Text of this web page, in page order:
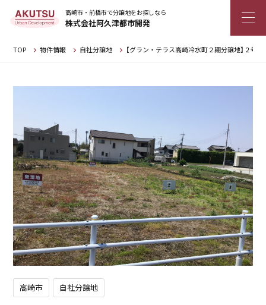
高崎市・前橋市で分譲地をお探しなら
株式会社阿久津都市開発
TOP 物件情報 自社分譲地 【グラン・テラス高崎冷水町２期分譲地】２号地
高崎市 自社分譲地